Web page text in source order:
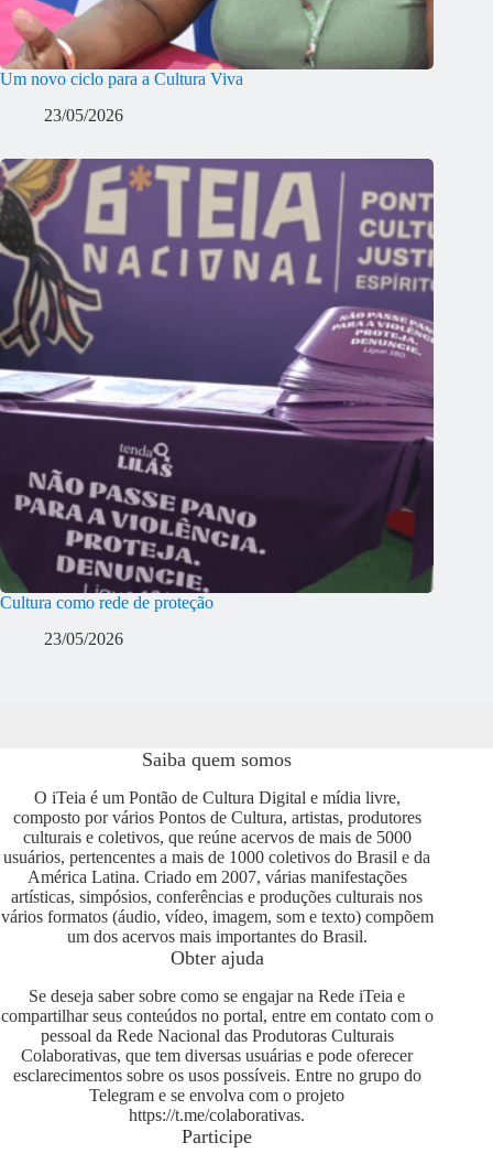
Um novo ciclo para a Cultura Viva
23/05/2026
Cultura como rede de proteção
23/05/2026
Saiba quem somos
O iTeia é um Pontão de Cultura Digital e mídia livre,
composto por vários Pontos de Cultura, artistas, produtores
culturais e coletivos, que reúne acervos de mais de 5000
usuários, pertencentes a mais de 1000 coletivos do Brasil e da
América Latina. Criado em 2007, várias manifestações
artísticas, simpósios, conferências e produções culturais nos
vários formatos (áudio, vídeo, imagem, som e texto) compõem
um dos acervos mais importantes do Brasil.
Obter ajuda
Se deseja saber sobre como se engajar na Rede iTeia e
compartilhar seus conteúdos no portal, entre em contato com o
pessoal da Rede Nacional das Produtoras Culturais
Colaborativas, que tem diversas usuárias e pode oferecer
esclarecimentos sobre os usos possíveis. Entre no grupo do
Telegram e se envolva com o projeto
https://t.me/colaborativas.
Participe